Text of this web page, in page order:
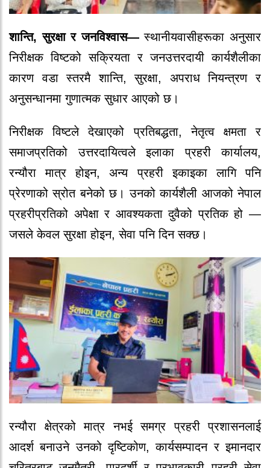
शान्ति, सुरक्षा र जनविश्वास—स्थानीयवासीहरूका अनुसार
निरीक्षक विष्टको सक्रियता र जनउत्तरदायी कार्यशैलीका
कारण वडा स्तरमै शान्ति, सुरक्षा, अपराध नियन्त्रण र
अनुसन्धानमा गुणात्मक सुधार आएको छ।
निरीक्षक विष्टले देखाएको प्रतिबद्धता, नेतृत्व क्षमता र
समाजप्रतिको उत्तरदायित्वले इलाका प्रहरी कार्यालय,
रन्यौरा मात्र होइन, अन्य प्रहरी इकाइका लागि पनि
प्रेरणाको स्रोत बनेको छ।उनको कार्यशैली आजको नेपाल
प्रहरीप्रतिको अपेक्षा र आवश्यकता दुवैको प्रतिक हो —
जसले केवल सुरक्षा होइन, सेवा पनि दिन सक्छ।
रन्यौरा क्षेत्रको मात्र नभई समग्र प्रहरी प्रशासनलाई
आदर्श बनाउने उनको दृष्टिकोण, कार्यसम्पादन र इमानदार